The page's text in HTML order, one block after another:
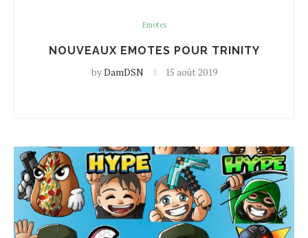
Emotes
NOUVEAUX EMOTES POUR TRINITY
byDamDSN 15 août 2019